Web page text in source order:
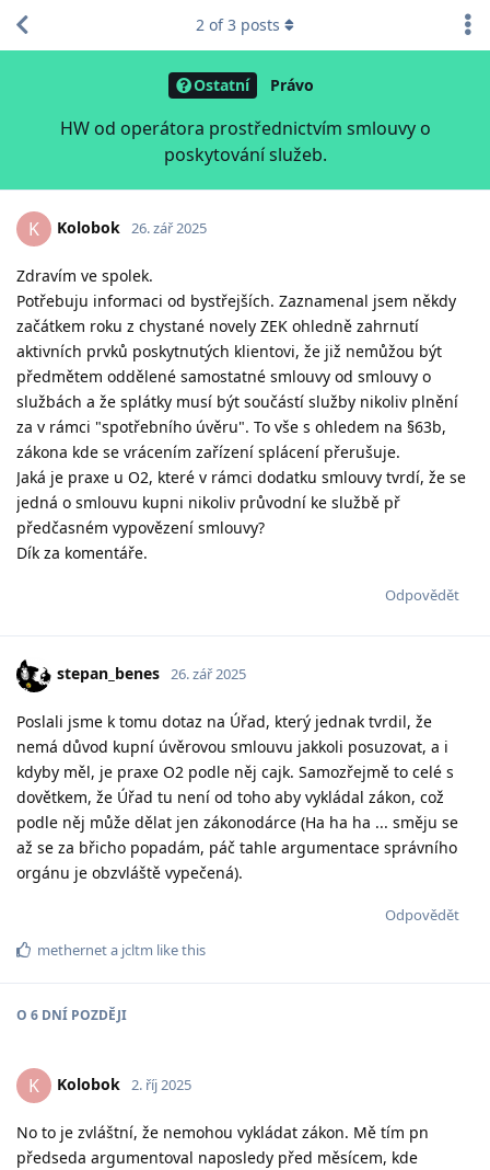
Ostatní Právo
HW od operátora prostřednictvím smlouvy o
poskytování služeb.
2 of3 posts
K Kolobok 26. zář 2025
Zdravím ve spolek.
Potřebuju informaci od bystřejších. Zaznamenal jsem někdy
začátkem roku z chystané novely ZEK ohledně zahrnutí
aktivních prvků poskytnutých klientovi, že již nemůžou být
předmětem oddělené samostatné smlouvy od smlouvy o
službách a že splátky musí být součástí služby nikoliv plnění
za v rámci "spotřebního úvěru". To vše s ohledem na §63b,
zákona kde se vrácením zařízení splácení přerušuje.
Jaká je praxe u O2, které v rámci dodatku smlouvy tvrdí, že se
jedná o smlouvu kupni nikoliv průvodní ke službě př
předčasném vypovězení smlouvy?
Dík za komentáře.
Odpovědět
stepan_benes 26. zář 2025
Poslali jsme k tomu dotaz na Úřad, který jednak tvrdil, že
nemá důvod kupní úvěrovou smlouvu jakkoli posuzovat, a i
kdyby měl, je praxe O2 podle něj cajk. Samozřejmě to celé s
dovětkem, že Úřad tu není od toho aby vykládal zákon, což
podle něj může dělat jen zákonodárce (Ha ha ha ... směju se
až se za břicho popadám, páč tahle argumentace správního
orgánu je obzvláště vypečená).
Odpovědět
metherneta jcltm like this
O 6 DNÍ POZDĚJI
K Kolobok 2. říj 2025
No to je zvláštní, že nemohou vykládat zákon. Mě tím pn
předseda argumentoval naposledy před měsícem, kde